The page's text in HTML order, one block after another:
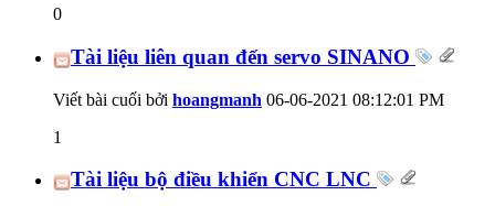
0
Tài liệu liên quan đến servo SINANO
Viết bài cuối bởi hoangmanh 06-06-2021 08:12:01 PM
1
Tài liệu bộ điều khiển CNC LNC